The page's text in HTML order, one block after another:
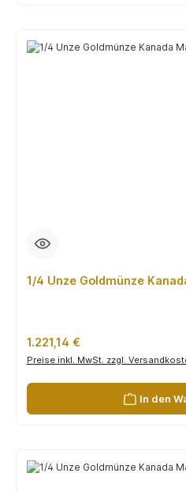
1/4 Unze Goldmünze
Regulärer Preis:
1.221,14 €
Preise inkl. MwSt. zzgl.
In den